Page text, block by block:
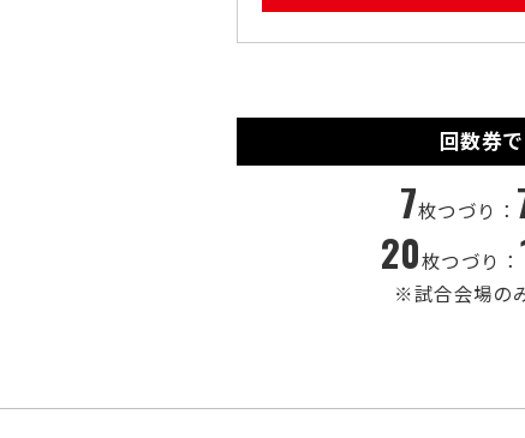
回数券
7枚つづり：
20枚つづり：
※試合会場の